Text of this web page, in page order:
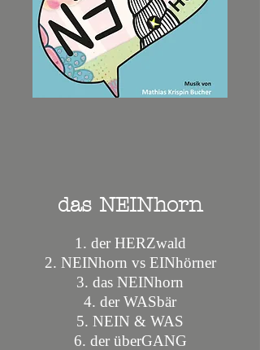
das NEINhorn
1. der HERZwald
2. NEINhorn vs EINhörner
3. das NEINhorn
4. der WASbär
5. NEIN & WAS
6. der überGANG